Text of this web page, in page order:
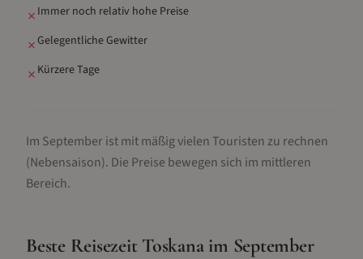
✗ Immer noch relativ hohe Preise
✗Gelegentliche Gewitter
✗ Kürzere Tage
Im September ist mit mäßig vielen Touristen zu rechnen
(Nebensaison). Die Preise bewegen sich im mittleren
Bereich.
Beste Reisezeit Toskanaim September